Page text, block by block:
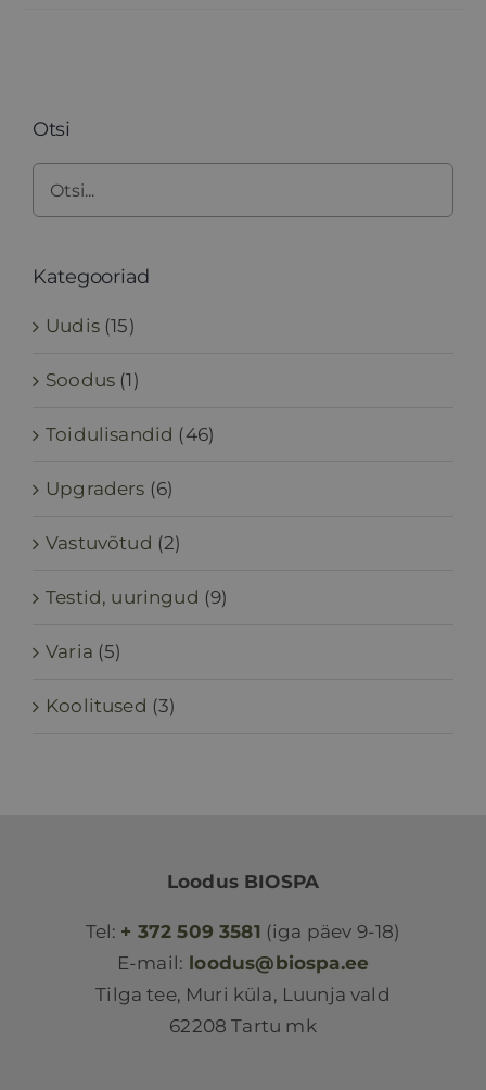
Otsi
Kategooriad
Uudis (15)
Soodus (1)
Toidulisandid (46)
Upgraders (6)
Vastuvõtud (2)
Testid, uuringud (9)
Varia (5)
Koolitused (3)
Loodus BIOSPA
Tel: + 372 509 3581 (iga päev 9-18)
E-mail: loodus@biospa.ee
Tilga tee, Muri küla, Luunja vald
62208 Tartu mk